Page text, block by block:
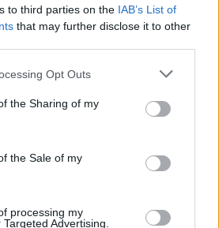
to third parties on the IAB’s List of
that may further disclose it to other
app uses one or more Google
usage behaviour. You may click to
Google and its third-party tags to
specified purposes in below Google
Opt Outs
the Sharing of my
the Sale of my
processing my
Advertising.